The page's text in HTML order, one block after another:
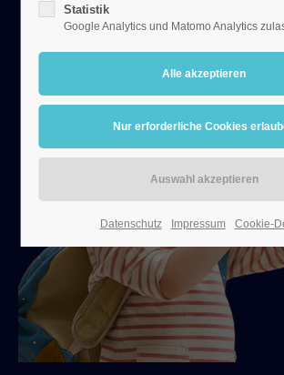
Register|Lost your password?
Support
Lorem ipsum dolor sit amet:
24h/ 365days
We offer support for our customers
Mon - Fri 8:00am - 5:00pm
(GMT +1)
Get in touch
Cybersteel Inc.
Statistik
Google Analytics und Matomo Analytics
Datenschutz Impressum Cookie-